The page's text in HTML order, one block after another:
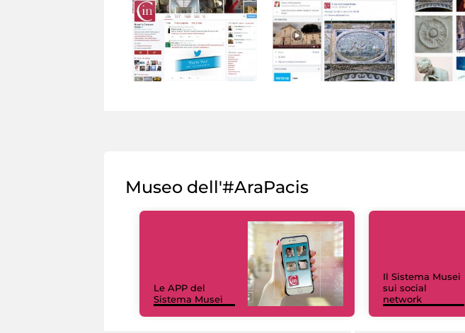
Museo dell'#AraPacis
Le APP del
Sistema Musei
Il Sistema Musei
sui social
network